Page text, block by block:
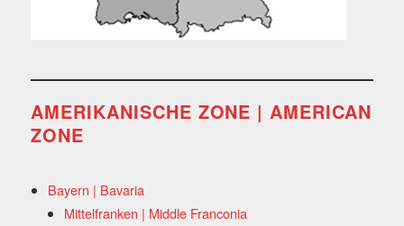
AMERIKANISCHE ZONE | AMERICAN
ZONE
Bayern | Bavaria
Mittelfranken | Middle Franconia